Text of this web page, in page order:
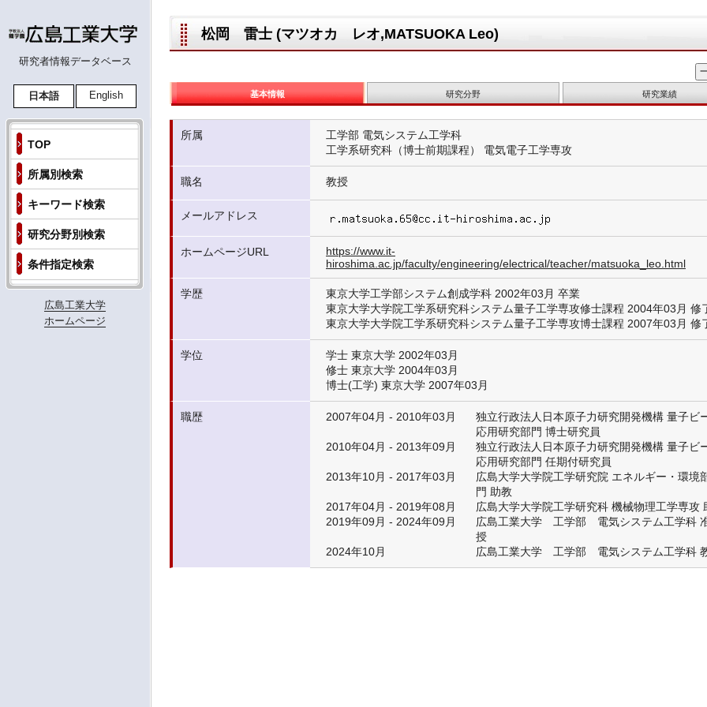
研究者情報データベース
日本語 English
TOP
所属別検索
キーワード検索
研究分野別検索
条件指定検索
広島工業大学
ホームページ
松岡 雷士 (マツオカ レオ,MATSUOKA Leo)
基本情報 研究分野 研究業績
所属
工学部 電気システム工学科
工学系研究科（博士前期課程） 電気電子工学専攻
職名 教授
メールアドレス
ホームページURL
https://www.it-
hiroshima.ac.jp/faculty/engineering/electrical/teacher/matsuoka_leo.html
学歴
東京大学工学部システム創成学科 2002年03月 卒業
東京大学大学院工学系研究科システム量子工学専攻修士課程 2004年03月 修
東京大学大学院工学系研究科システム量子工学専攻博士課程 2007年03月 修
学位
学士 東京大学 2002年03月
修士 東京大学 2004年03月
博士(工学) 東京大学 2007年03月
職歴 2007年04月 - 2010年03月
独立行政法人日本原子力研究開発機構 量子ビ
応用研究部門 博士研究員
2010年04月 - 2013年09月
独立行政法人日本原子力研究開発機構 量子ビ
応用研究部門 任期付研究員
2013年10月 - 2017年03月
広島大学大学院工学研究院 エネルギー・環境
門 助教
2017年04月 - 2019年08月
広島大学大学院工学研究科 機械物理工学専攻
2019年09月 - 2024年09月
広島工業大学 工学部 電気システム工学科
授
2024年10月
広島工業大学 工学部 電気システム工学科